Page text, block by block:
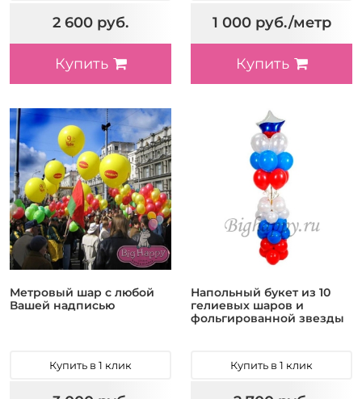
2 600 руб.
Купить
1 000 руб./метр
Купить
Метровый шар с любой
Вашей надписью
Купить в 1 клик
Напольный букет из 10
гелиевых шаров и
фольгированной звезды
Купить в 1 клик